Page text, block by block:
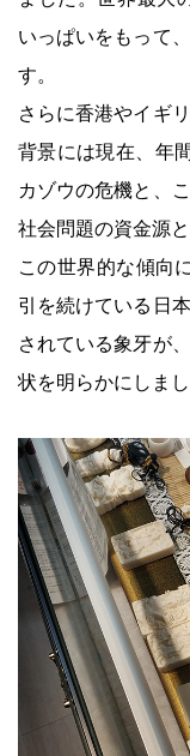
いっぱいをもって
す。
さらに香港やイギ
背景には現在、年
カゾウの危機と、
社会問題の資金源
この世界的な傾向
引を続けている日
されている象牙が
状を明らかにしまし